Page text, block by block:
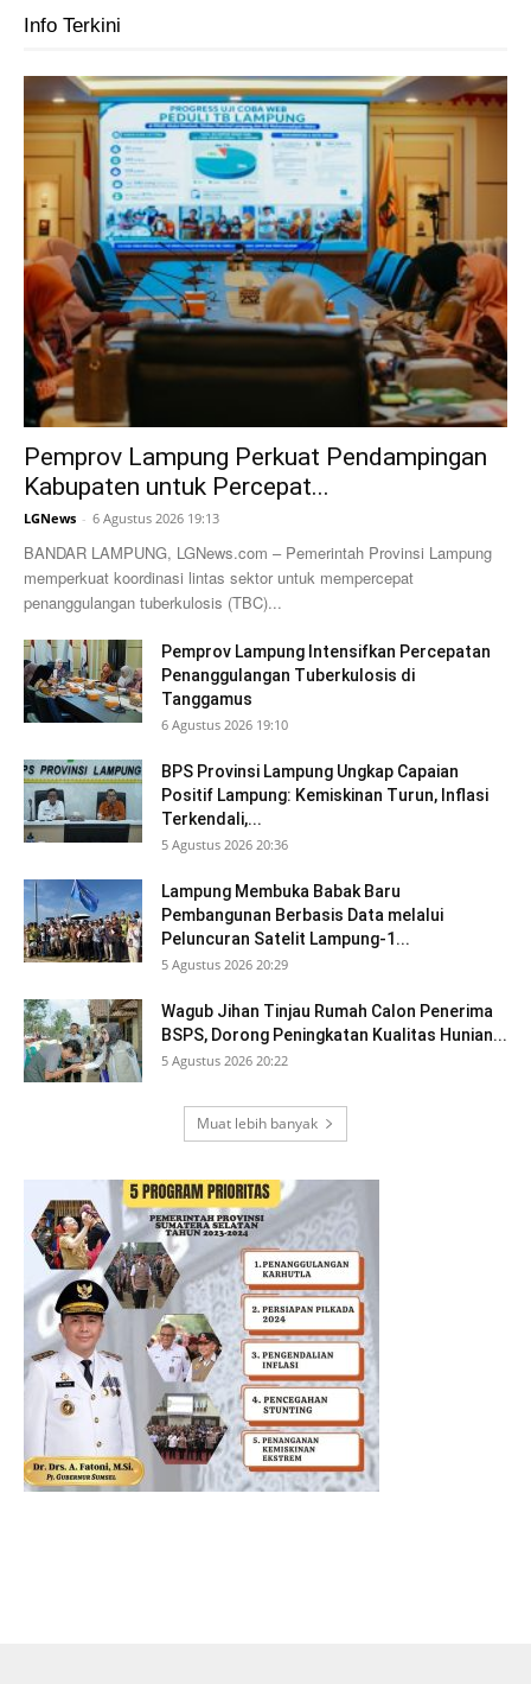
Info Terkini
Pemprov Lampung Perkuat Pendampingan
Kabupaten untuk Percepat...
LGNews - 6 Agustus 2026 19:13
BANDAR LAMPUNG, LGNews.com – Pemerintah Provinsi Lampung
memperkuat koordinasi lintas sektor untuk mempercepat
penanggulangan tuberkulosis (TBC)...
Pemprov Lampung Intensifkan Percepatan
Penanggulangan Tuberkulosis di
Tanggamus
6 Agustus 2026 19:10
BPS Provinsi Lampung Ungkap Capaian
Positif Lampung: Kemiskinan Turun, Inflasi
Terkendali,...
5 Agustus 2026 20:36
Lampung Membuka Babak Baru
Pembangunan Berbasis Data melalui
Peluncuran Satelit Lampung-1...
5 Agustus 2026 20:29
Wagub Jihan Tinjau Rumah Calon Penerima
BSPS, Dorong Peningkatan Kualitas Hunian...
5 Agustus 2026 20:22
Muat lebih banyak